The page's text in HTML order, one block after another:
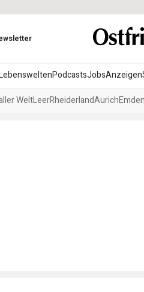
PodcastsJobsAnzeigen
WeltLeerRheiderlandAurichEmden